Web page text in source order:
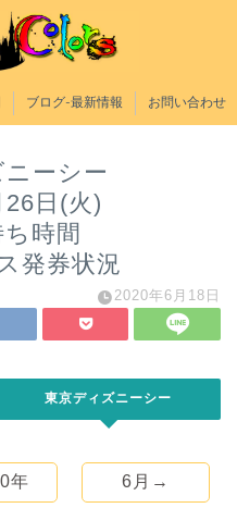
ブログ-最新情報 お問い合わせ
ーシー
日(火)
時間
発券状況
2020年6月18日
東京ディズニーシー
年 6月→